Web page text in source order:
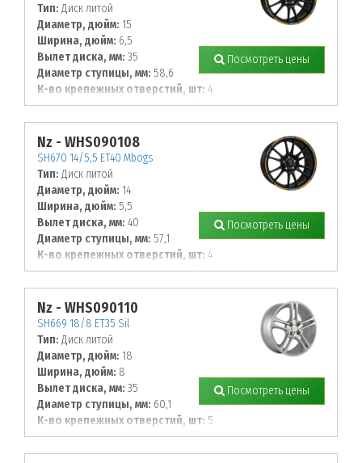
Тип: Диск литой
Диаметр, дюйм: 15
Ширина, дюйм: 6,5
Вылет диска, мм: 35
Диаметр ступицы, мм: 58,6
К-во крепежных отверстий, шт: 4
Диаметр располож. отверстий, мм:
98
Посмотреть цены
Nz - WHS090108
SH670 14/5,5 ET40 Mbogs
Тип: Диск литой
Диаметр, дюйм: 14
Ширина, дюйм: 5,5
Вылет диска, мм: 40
Диаметр ступицы, мм: 57,1
К-во крепежных отверстий, шт: 4
Диаметр располож. отверстий, мм:
100
Посмотреть цены
Nz - WHS090110
SH669 18/8 ET35 Sil
Тип: Диск литой
Диаметр, дюйм: 18
Ширина, дюйм: 8
Вылет диска, мм: 35
Диаметр ступицы, мм: 60,1
К-во крепежных отверстий, шт: 5
Диаметр располож. отверстий, мм:
114,3
Посмотреть цены